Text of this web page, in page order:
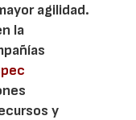
agilidad.
la
y